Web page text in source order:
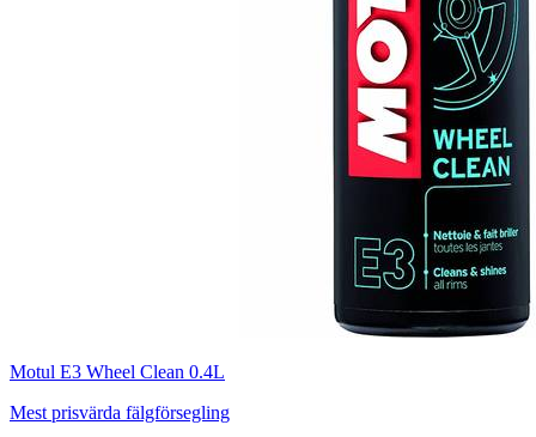
Motul E3 Wheel Clean 0.4L
Mest prisvärda fälgförsegling